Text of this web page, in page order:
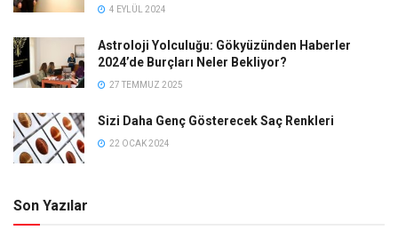
4 EYLÜL 2024
Astroloji Yolculuğu: Gökyüzünden Haberler
2024’de Burçları Neler Bekliyor?
27 TEMMUZ 2025
Sizi Daha Genç Gösterecek Saç Renkleri
22 OCAK 2024
Son Yazılar